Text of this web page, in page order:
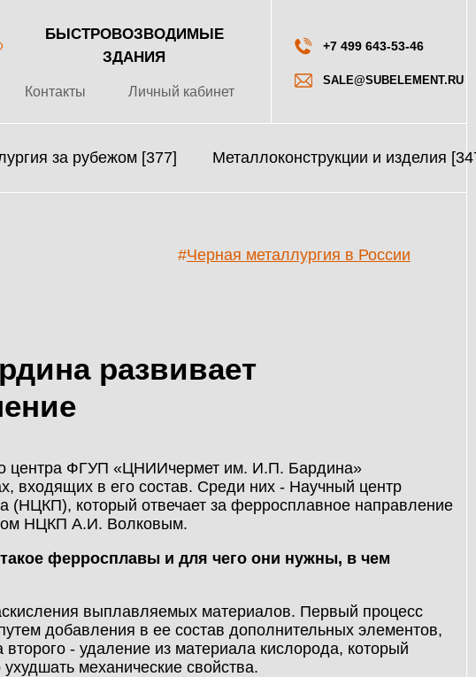
БЫСТРОВОЗВОДИМЫЕ
ЗДАНИЯ
Контакты Личный кабинет
+7 499 643-53-46
SALE@SUBELEMENT.RU
за рубежом [377] Металлоконструкции и изделия
#Черная металлургия в России
развивает
центра ФГУП «ЦНИИчермет им. И.П. Бардина»
входящих в его состав. Среди них - Научный центр
(НЦКП), который отвечает за ферросплавное направление
НЦКП А.И. Волковым.
ферросплавы и для чего они нужны, в чем
выплавляемых материалов. Первый процесс
добавления в ее состав дополнительных элементов,
- удаление из материала кислорода, который
механические свойства.